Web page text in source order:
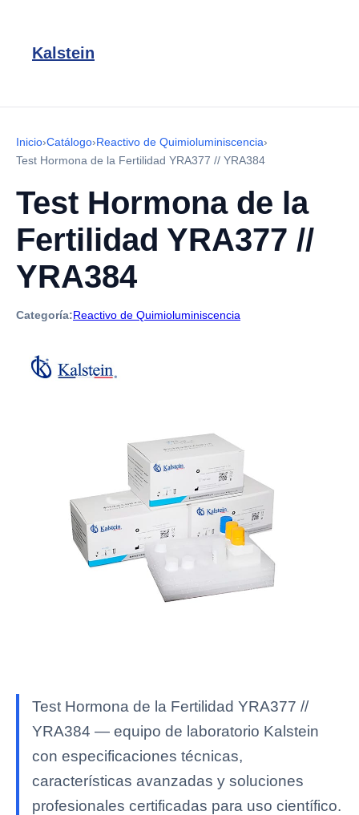
Kalstein
Inicio›Catálogo›Reactivo de Quimioluminiscencia›
Test Hormona de la Fertilidad YRA377 // YRA384
Test Hormona de la
Fertilidad YRA377 //
YRA384
Categoría:Reactivo de Quimioluminiscencia
Test Hormona de la Fertilidad YRA377 //
YRA384 — equipo de laboratorio Kalstein
con especificaciones técnicas,
características avanzadas y soluciones
profesionales certificadas para uso científico.